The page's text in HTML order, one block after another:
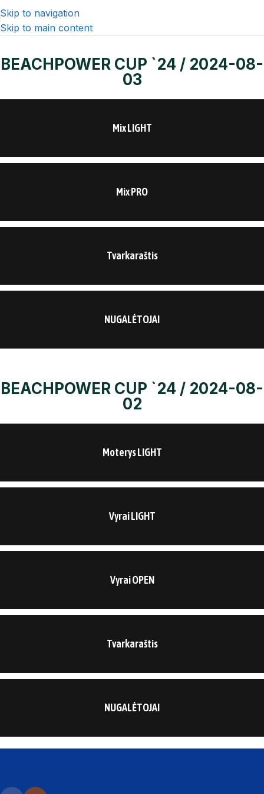
Skip to navigation
Skip to main content
BEACHPOWER CUP `24 / 2024-08-
03
Mix LIGHT
Mix PRO
Tvarkaraštis
NUGALĖTOJAI
BEACHPOWER CUP `24 / 2024-08-
02
Moterys LIGHT
Vyrai LIGHT
Vyrai OPEN
Tvarkaraštis
NUGALĖTOJAI